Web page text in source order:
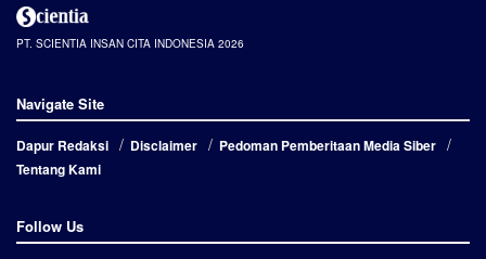
PT. SCIENTIA INSAN CITA INDONESIA 2026
Navigate Site
Dapur Redaksi Disclaimer
Pedoman Pemberitaan Media Siber
Tentang Kami
Follow Us